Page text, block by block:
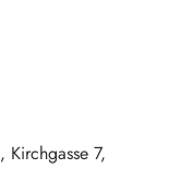
Kirchgasse 7